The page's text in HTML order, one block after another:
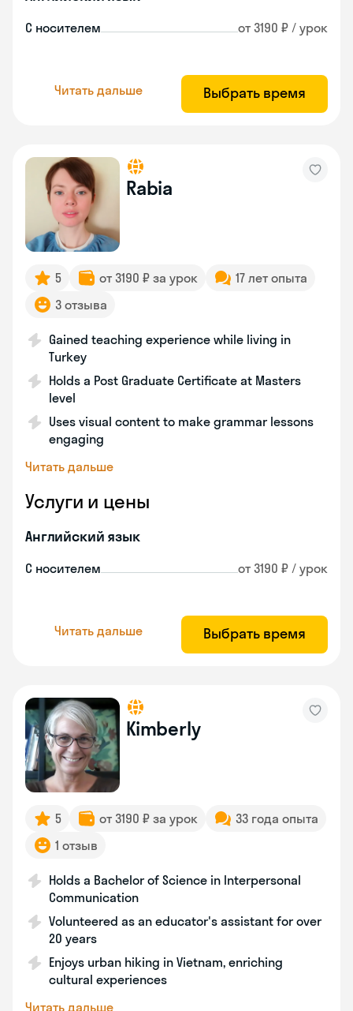
С носителем от 3190 ₽ / урок
Читать дальше Выбрать время
Rabia
5 от 3190 ₽ за урок
17 лет опыта
3 отзыва
Gained teaching experience while living in
Turkey
Holds a Post Graduate Certificate at Masters
level
Uses visual content to make grammar lessons
engaging
Читать дальше
Услуги и цены
Английский язык
С носителем от 3190 ₽ / урок
Читать дальше Выбрать время
Kimberly
5 от 3190 ₽ за урок
33 года опыта
1 отзыв
Holds a Bachelor of Science in Interpersonal
Communication
Volunteered as an educator's assistant for over
20 years
Enjoys urban hiking in Vietnam, enriching
cultural experiences
Читать дальше